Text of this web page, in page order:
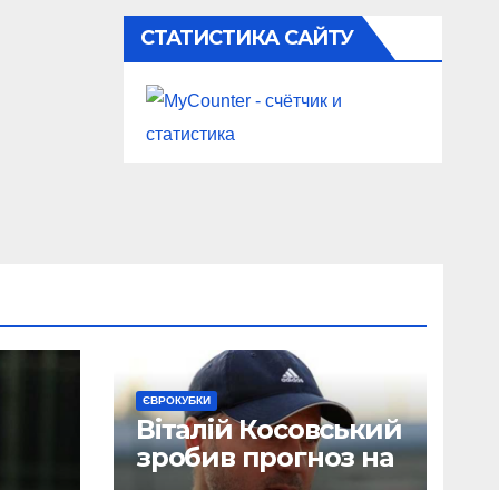
СТАТИСТИКА САЙТУ
ЄВРОКУБКИ
Віталій Косовський
зробив прогноз на